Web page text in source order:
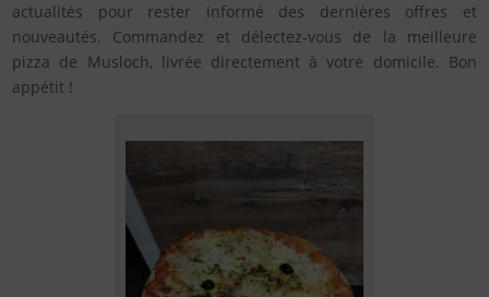
actualités pour rester informé des dernières offres et
nouveautés. Commandez et délectez-vous de la meilleure
pizza de Musloch, livrée directement à votre domicile. Bon
appétit !